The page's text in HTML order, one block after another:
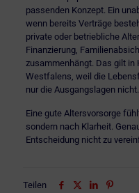
passenden Konzept. Ein
wenn bereits Verträge
private oder betriebliche
Finanzierung,
zusammenhängt. Das gilt in
Westfalens, weil die
nur die Ausgangslagen nicht.
Eine gute Altersvorsorge
sondern nach Klarheit.
Entscheidung nicht zu
Teilen